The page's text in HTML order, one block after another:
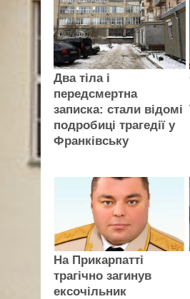
Два тіла і
передсмертна
записка: стали відомі
подробиці трагедії у
Франківську
На Прикарпатті
трагічно загинув
ексочільник